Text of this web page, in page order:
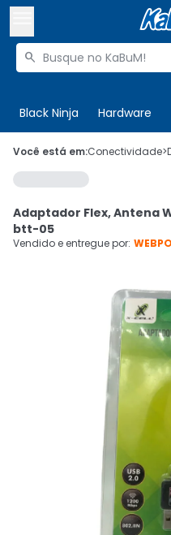
Buscar produtos

Black Ninja Hardware
 Olá. Acesse sua
 Departamentos
Cupons
Ativar tradutor em libras
Você está em:Conectividade>
Adaptador Flex, Antena
btt-05
Vendido e entregue por: